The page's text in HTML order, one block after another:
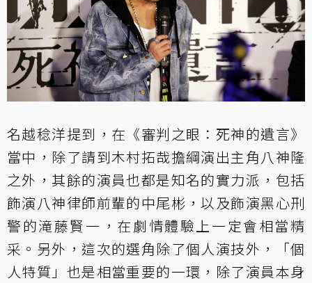
名越稔洋提到，在《審判之眼：死神的遺言》
當中，除了請到木村拓哉擔綱演出主角八神隆
之外，其餘的演員也都是知名的實力派，包括
飾演八神律師前輩的中尾彬，以及飾演黑心刑
警的滝藤賢一，在劇情體驗上一定會相當精
采。另外，這次的選角除了個人演技外，「個
人特質」也是相當重要的一環，除了演員本身